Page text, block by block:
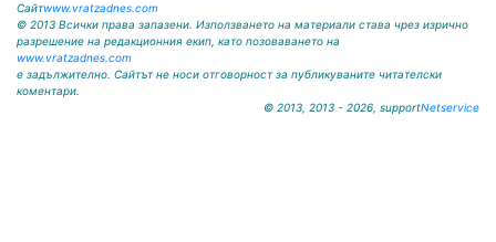
Сайтwww.vratzadnes.com
© 2013 Всички права запазени. Използването на материали става чрез изрично
разрешение на редакционния екип, като позоваването на
www.vratzadnes.com
е задължително. Сайтът не носи отговорност за публикуваните читателски
коментари.
© 2013, 2013 - 2026, supportNetservice